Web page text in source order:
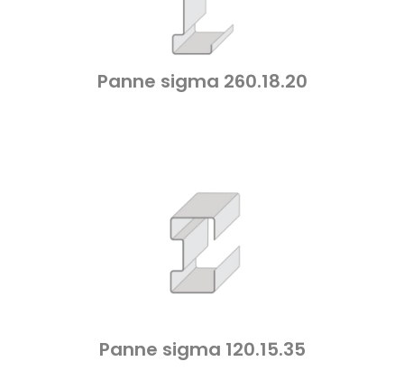
Panne sigma 260.18.20
Panne sigma 120.15.35